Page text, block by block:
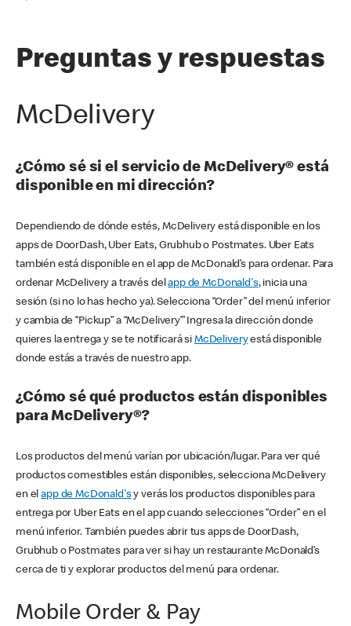
Preguntas y respuestas
McDelivery
¿Cómo sé si el servicio de McDelivery® está
disponible en mi dirección?
Dependiendo de dónde estés, McDelivery está disponible en los
apps de DoorDash, Uber Eats, Grubhub o Postmates. Uber Eats
también está disponible en el app de McDonald’s para ordenar. Para
ordenar McDelivery a través delapp de McDonald's, inicia una
sesión (si no lo has hecho ya). Selecciona “Order” del menú inferior
y cambia de “Pickup” a “McDelivery’” Ingresa la dirección donde
quieres la entrega y se te notificará si McDeliveryestá disponible
donde estás a través de nuestro app.
¿Cómo sé qué productos están disponibles
para McDelivery®?
Los productos del menú varían por ubicación/lugar. Para ver qué
productos comestibles están disponibles, selecciona McDelivery
en elapp de McDonald'sy verás los productos disponibles para
entrega por Uber Eats en el app cuando selecciones “Order” en el
menú inferior. También puedes abrir tus apps de DoorDash,
Grubhub o Postmates para ver si hay un restaurante McDonald’s
cerca de ti y explorar productos del menú para ordenar.
Mobile Order & Pay